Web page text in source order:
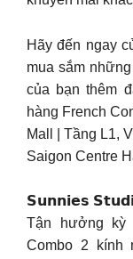
Hãy đến ngay
mua sắm
của bạn thêm
hàng French
Mall | Tầng L1,
Saigon Centre
𝗦𝘂𝗻𝗻𝗶𝗲𝘀
Tận hưởng
Combo 2 kính